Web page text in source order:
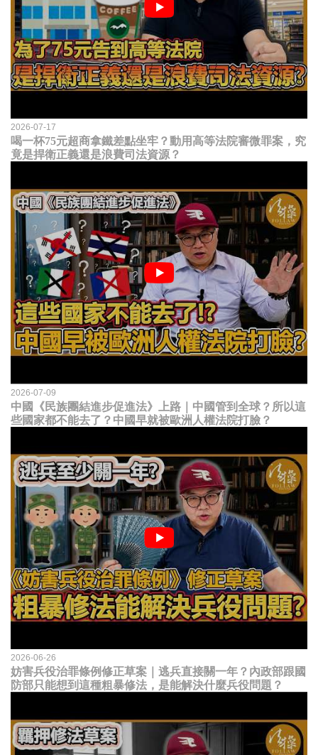
2026-07-17
喝一杯75元超商拿鐵差點坐牢？動用高等法院審微罪案，究
竟是捍衛正義還是浪費司法資源？
2026-07-09
中國《民族團結進步促進法》上路｜中國管到全球？所以這
些國家都不能去了？中國早就被歐洲人權法院打臉？
2026-06-26
妨害兵役治罪條例修正草案｜逃兵直接關一年？內政部跟國
防部只能想到這種粗暴修法，是能解決什麼兵役問題？